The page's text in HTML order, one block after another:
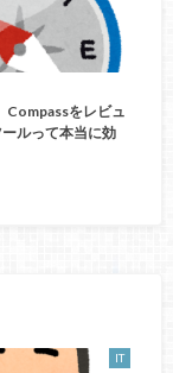
Compassをレビュ
ールって本当に効
IT